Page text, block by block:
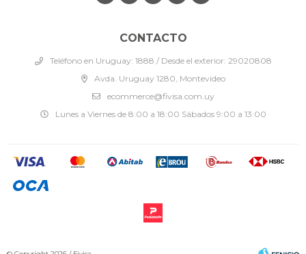
CONTACTO
Teléfono en Uruguay: 1888 / Desde el exterior: 29020808
Avda. Uruguay 1280, Montevideo
ecommerce@fivisa.com.uy
Lunes a Viernes de 8:00 a 18:00 Sábados 9:00 a 13:00